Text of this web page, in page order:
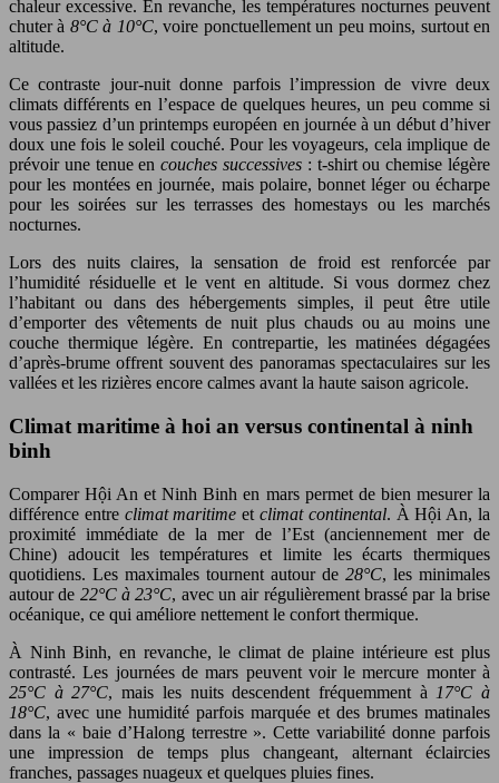
chaleur excessive. En revanche, les températures nocturnes peuvent
chuter à 8°C à 10°C, voire ponctuellement un peu moins, surtout en
altitude.
Ce contraste jour-nuit donne parfois l’impression de vivre deux
climats différents en l’espace de quelques heures, un peu comme si
vous passiez d’un printemps européen en journée à un début d’hiver
doux une fois le soleil couché. Pour les voyageurs, cela implique de
prévoir une tenue encouches successives : t-shirt ou chemise légère
pour les montées en journée, mais polaire, bonnet léger ou écharpe
pour les soirées sur les terrasses des homestays ou les marchés
nocturnes.
Lors des nuits claires, la sensation de froid est renforcée par
l’humidité résiduelle et le vent en altitude. Si vous dormez chez
l’habitant ou dans des hébergements simples, il peut être utile
d’emporter des vêtements de nuit plus chauds ou au moins une
couche thermique légère. En contrepartie, les matinées dégagées
d’après-brume offrent souvent des panoramas spectaculaires sur les
vallées et les rizières encore calmes avant la haute saison agricole.
Climat maritime à hoi an versus continental à ninh
binh
Comparer Hội An et Ninh Binh en mars permet de bien mesurer la
différence entre climat maritime etclimat continental. À Hội An, la
proximité immédiate de la mer de l’Est (anciennement mer de
Chine) adoucit les températures et limite les écarts thermiques
quotidiens. Les maximales tournent autour de 28°C, les minimales
autour de 22°C à 23°C, avec un air régulièrement brassé par la brise
océanique, ce qui améliore nettement le confort thermique.
À Ninh Binh, en revanche, le climat de plaine intérieure est plus
contrasté. Les journées de mars peuvent voir le mercure monter à
25°C à 27°C, mais les nuits descendent fréquemment à 17°C à
18°C, avec une humidité parfois marquée et des brumes matinales
dans la « baie d’Halong terrestre ». Cette variabilité donne parfois
une impression de temps plus changeant, alternant éclaircies
franches, passages nuageux et quelques pluies fines.